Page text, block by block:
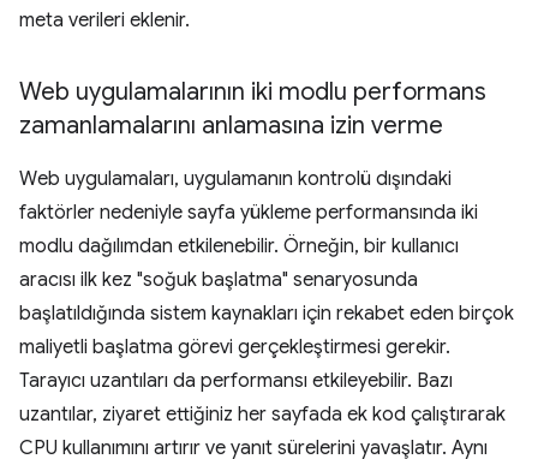
meta verileri eklenir.
Web uygulamalarının iki modlu performans
zamanlamalarını anlamasına izin verme
Web uygulamaları, uygulamanın kontrolü dışındaki
faktörler nedeniyle sayfa yükleme performansında iki
modlu dağılımdan etkilenebilir. Örneğin, bir kullanıcı
aracısı ilk kez "soğuk başlatma" senaryosunda
başlatıldığında sistem kaynakları için rekabet eden birçok
maliyetli başlatma görevi gerçekleştirmesi gerekir.
Tarayıcı uzantıları da performansı etkileyebilir. Bazı
uzantılar, ziyaret ettiğiniz her sayfada ek kod çalıştırarak
CPU kullanımını artırır ve yanıt sürelerini yavaşlatır. Aynı